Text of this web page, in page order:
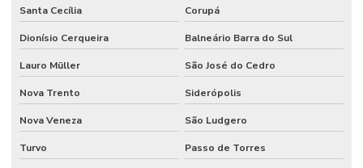
Santa Cecília Corupá
Dionísio Cerqueira Balneário Barra do Sul
Lauro Müller São José do Cedro
Nova Trento Siderópolis
Nova Veneza São Ludgero
Turvo Passo de Torres